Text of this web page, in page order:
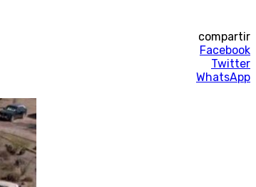
compartir
Facebook
Twitter
WhatsApp